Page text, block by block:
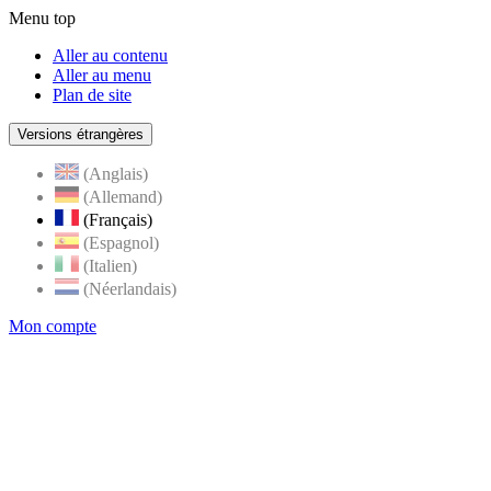
Menu top
Aller au contenu
Aller au menu
Plan de site
Versions étrangères
(Anglais)
(Allemand)
(Français)
(Espagnol)
(Italien)
(Néerlandais)
Mon compte